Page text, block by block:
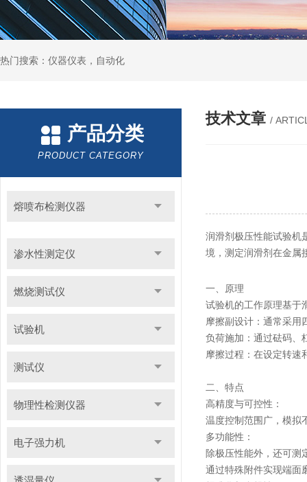
热门搜索：仪器仪表，自动化
产品分类
PRODUCT CATEGORY
熔喷布检测仪器
渗水性测定仪
燃烧测试仪
试验机
测试仪
物理性检测仪器
电子强力机
技术文章 /
润滑剂极压性能试验机
境，测定润滑剂在金属
一、原理
试验机的工作原理基于
摩擦副设计：通常采用
负荷施加：通过砝码、
摩擦过程：在设定转速
二、特点
高精度与可控性：
温度控制范围广，模拟
多功能性：
除极压性能外，还可测
通过特殊附件实现端面